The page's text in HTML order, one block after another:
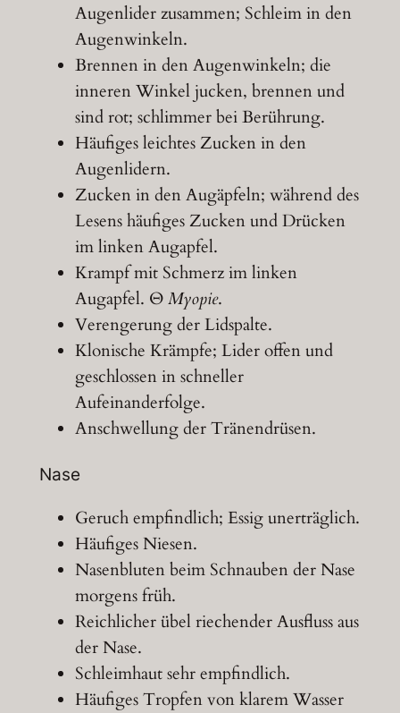
Augenlider zusammen; Schleim in den
Augenwinkeln.
Brennen in den Augenwinkeln; die
inneren Winkel jucken, brennen und
sind rot; schlimmer bei Berührung.
Häufiges leichtes Zucken in den
Augenlidern.
Zucken in den Augäpfeln; während des
Lesens häufiges Zucken und Drücken
im linken Augapfel.
Krampf mit Schmerz im linken
Augapfel. ΘMyopie.
Verengerung der Lidspalte.
Klonische Krämpfe; Lider offen und
geschlossen in schneller
Aufeinanderfolge.
Anschwellung der Tränendrüsen.
Nase
Geruch empfindlich; Essig unerträglich.
Häufiges Niesen.
Nasenbluten beim Schnauben der Nase
morgens früh.
Reichlicher übel riechender Ausfluss aus
der Nase.
Schleimhaut sehr empfindlich.
Häufiges Tropfen von klarem Wasser